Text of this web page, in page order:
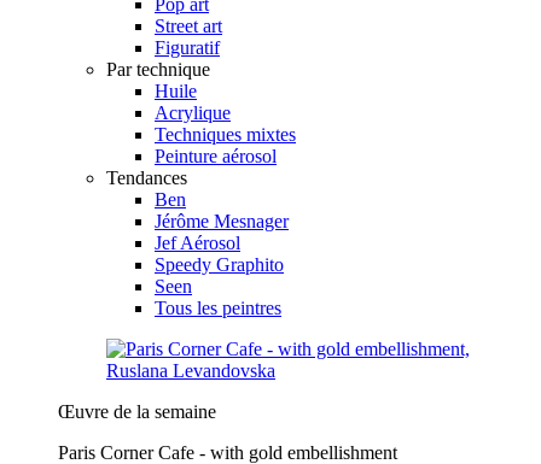
Street art
Figuratif
Par technique
Huile
Acrylique
Techniques mixtes
Peinture aérosol
Tendances
Ben
Jérôme Mesnager
Jef Aérosol
Speedy Graphito
Seen
Tous les peintres
Œuvre de la semaine
Paris Corner Cafe - with gold embellishment